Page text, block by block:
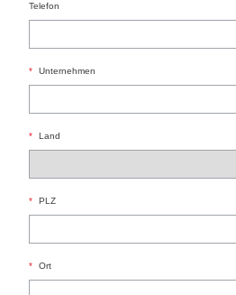
Telefon
* Unternehmen
* Land
* PLZ
* Ort